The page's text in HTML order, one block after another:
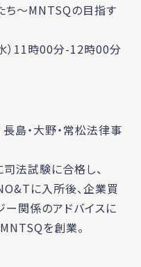
ち～MNTSQの目指す
）11時00分-12時00分
・大野・常松法律事
法試験に合格し、
に入所後、企業買
ー関係のアドバイスに
を創業。